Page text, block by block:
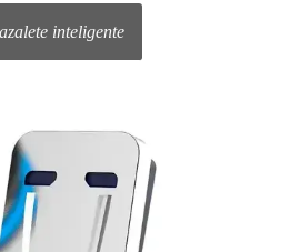
inteligente